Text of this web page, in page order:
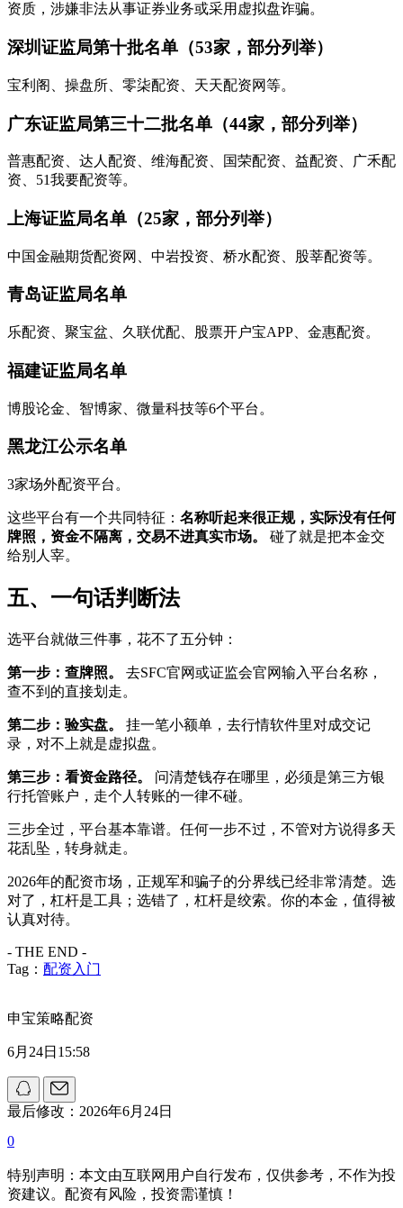
资质，涉嫌非法从事证券业务或采用虚拟盘诈骗。
深圳证监局第十批名单（53家，部分列举）
宝利阁、操盘所、零柒配资、天天配资网等。
广东证监局第三十二批名单（44家，部分列举）
普惠配资、达人配资、维海配资、国荣配资、益配资、广禾配
资、51我要配资等。
上海证监局名单（25家，部分列举）
中国金融期货配资网、中岩投资、桥水配资、股莘配资等。
青岛证监局名单
乐配资、聚宝盆、久联优配、股票开户宝APP、金惠配资。
福建证监局名单
博股论金、智博家、微量科技等6个平台。
黑龙江公示名单
3家场外配资平台。
这些平台有一个共同特征： 名称听起来很正规，实际没有任何
牌照，资金不隔离，交易不进真实市场。
碰了就是把本金交
给别人宰。
五、一句话判断法
选平台就做三件事，花不了五分钟：
第一步：查牌照。
去SFC官网或证监会官网输入平台名称，
查不到的直接划走。
第二步：验实盘。
挂一笔小额单，去行情软件里对成交记
录，对不上就是虚拟盘。
第三步：看资金路径。
问清楚钱存在哪里，必须是第三方银
行托管账户，走个人转账的一律不碰。
三步全过，平台基本靠谱。任何一步不过，不管对方说得多天
花乱坠，转身就走。
2026年的配资市场，正规军和骗子的分界线已经非常清楚。选
对了，杠杆是工具；选错了，杠杆是绞索。你的本金，值得被
认真对待。
- THE END -
Tag： 配资入门
申宝策略配资
6月24日15:58
最后修改：2026年6月24日
0
特别声明：本文由互联网用户自行发布，仅供参考，不作为投
资建议。配资有风险，投资需谨慎！